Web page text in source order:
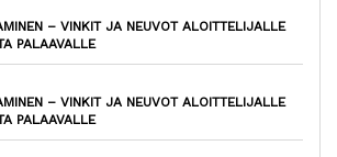
– VINKIT JA NEUVOT ALOITTELIJALLE
PALAAVALLE
– VINKIT JA NEUVOT ALOITTELIJALLE
PALAAVALLE